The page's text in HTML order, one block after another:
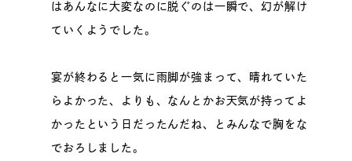
はあんなに大変なのに脱ぐのは一瞬で、幻が解け
ていくようでした。
宴が終わると一気に雨脚が強まって、晴れていた
らよかった、よりも、なんとかお天気が持ってよ
かったという日だったんだね、とみんなで胸をな
でおろしました。